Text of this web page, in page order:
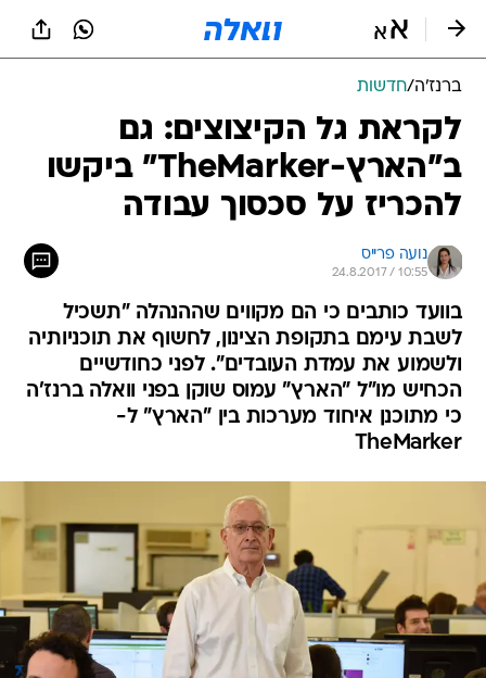
ברנז'ה/חדשות
לקראת גל הקיצוצים: גם
ב"הארץ-TheMarker" ביקשו
להכריז על סכסוך עבודה
נועה פרייס
24.8.2017 / 10:55
בוועד כותבים כי הם מקווים שההנהלה "תשכיל
לשבת עימם בתקופת הצינון, לחשוף את תוכניותיה
ולשמוע את עמדת העובדים". לפני כחודשיים
הכחיש מו"ל "הארץ" עמוס שוקן בפני וואלה ברנז'ה
כי מתוכנן איחוד מערכות בין "הארץ" ל-
TheMarker